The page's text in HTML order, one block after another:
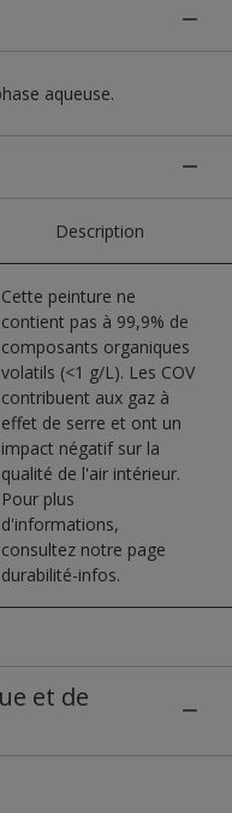
aqueuse.
Description
Cette peinture ne
contient pas à 99,9% de
composants organiques
volatils (<1 g/L). Les COV
contribuent aux gaz à
effet de serre et ont un
impact négatif sur la
qualité de l'air intérieur.
Pour plus
d'informations,
consultez notre page
durabilité-infos.
et de